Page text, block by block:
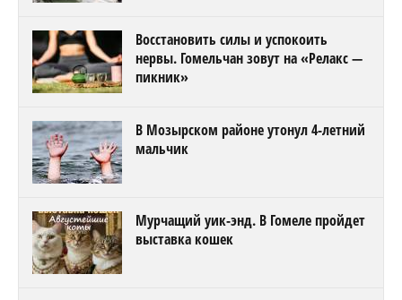
Восстановить силы и успокоить
нервы. Гомельчан зовут на «Релакс —
пикник»
В Мозырском районе утонул 4-летний
мальчик
Мурчащий уик-энд. В Гомеле пройдет
выставка кошек